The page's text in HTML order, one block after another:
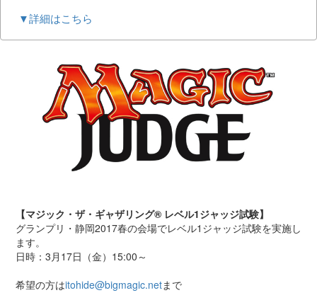
▼詳細はこちら
【マジック・ザ・ギャザリング® レベル1ジャッジ試験】
グランプリ・静岡2017春の会場でレベル1ジャッジ試験を実施し
ます。
日時：3月17日（金）15:00～
希望の方はitohide@bigmagic.netまで